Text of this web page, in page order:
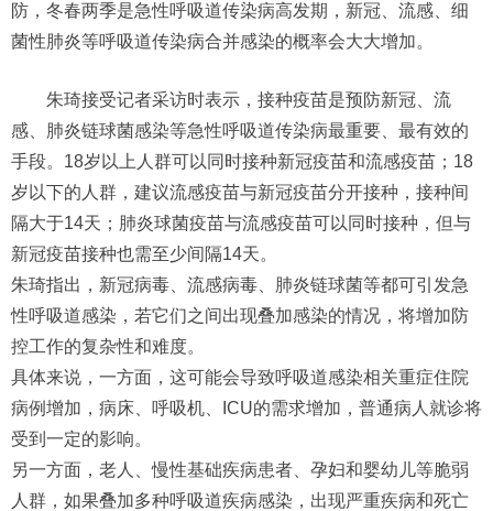
防，冬春两季是急性呼吸道传染病高发期，新冠、流感、细
菌性肺炎等呼吸道传染病合并感染的概率会大大增加。
朱琦接受记者采访时表示，接种疫苗是预防新冠、流
感、肺炎链球菌感染等急性呼吸道传染病最重要、最有效的
手段。18岁以上人群可以同时接种新冠疫苗和流感疫苗；18
岁以下的人群，建议流感疫苗与新冠疫苗分开接种，接种间
隔大于14天；肺炎球菌疫苗与流感疫苗可以同时接种，但与
新冠疫苗接种也需至少间隔14天。
朱琦指出，新冠病毒、流感病毒、肺炎链球菌等都可引发急
性呼吸道感染，若它们之间出现叠加感染的情况，将增加防
控工作的复杂性和难度。
具体来说，一方面，这可能会导致呼吸道感染相关重症住院
病例增加，病床、呼吸机、ICU的需求增加，普通病人就诊将
受到一定的影响。
另一方面，老人、慢性基础疾病患者、孕妇和婴幼儿等脆弱
人群，如果叠加多种呼吸道疾病感染，出现严重疾病和死亡